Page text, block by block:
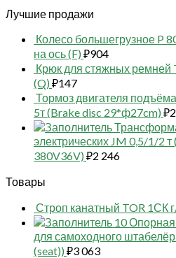
Лучшие продажи
Колесо большегрузное P
на ось (F) ₽904
Крюк для стяжных ремней
(Q) ₽147
Тормоз двигателя
5т (Brake disc 29*ф27cm) ₽
электрических JM 0,5/1/2
380V36V) ₽2 246
Товары
Строп канатный TOR 1СК
10 Опорная
для самоходного
(seat)) ₽3 063